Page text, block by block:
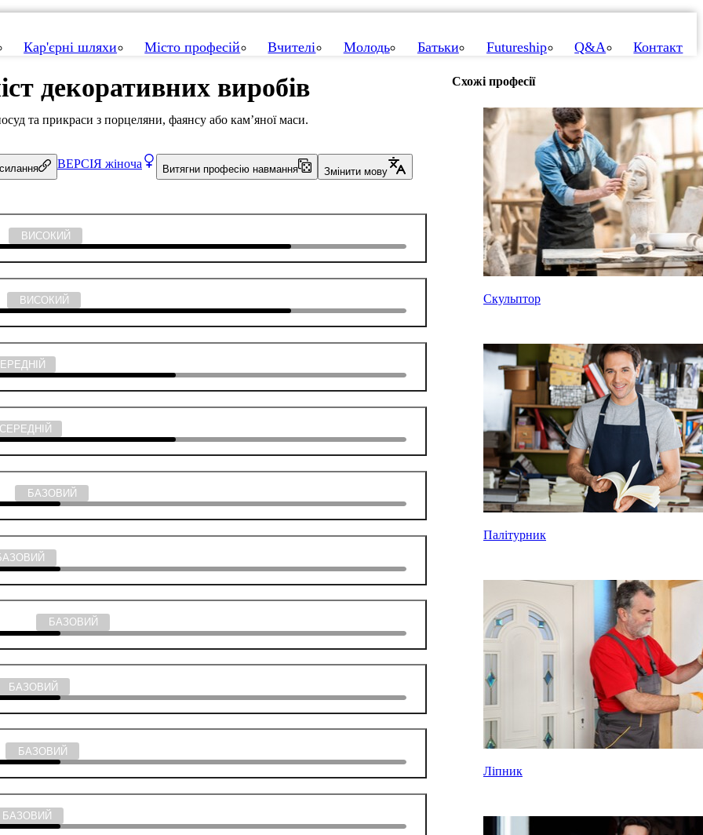
Кар'єрні шляхи Місто професій Вчителі Молодь Батьки Futureship Q&A Контакт
декоративних виробів
та прикраси з порцеляни, фаянсу або кам’яної маси.
ВЕРСІЯ жіноча Витягни професію навмання Змінити мову
ВИСОКИЙ
ВИСОКИЙ
СЕРЕДНІЙ
СЕРЕДНІЙ
БАЗОВИЙ
БАЗОВИЙ
БАЗОВИЙ
БАЗОВИЙ
БАЗОВИЙ
БАЗОВИЙ
Схожі професії
Скульптор
Палітурник
Ліпник